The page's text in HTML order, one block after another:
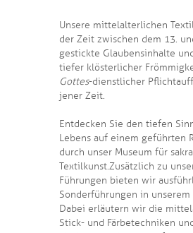
Unsere mittelalterlichen
der Zeit zwischen dem 13.
gestickte Glaubensinhalte
tiefer klösterlicher
Gottes-dienstlicher
jener Zeit.
Entdecken Sie den tiefen
Lebens auf einem geführten
durch unser Museum für
Textilkunst. Zusätzlich zu
Führungen bieten wir
Sonderführungen in unserem
Dabei erläutern wir die
Stick- und Färbetechniken